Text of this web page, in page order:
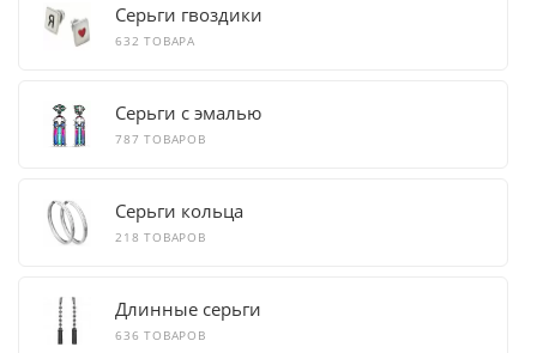
Серьги гвоздики
632 ТОВАРА
Серьги с эмалью
787 ТОВАРОВ
Серьги кольца
218 ТОВАРОВ
Длинные серьги
636 ТОВАРОВ